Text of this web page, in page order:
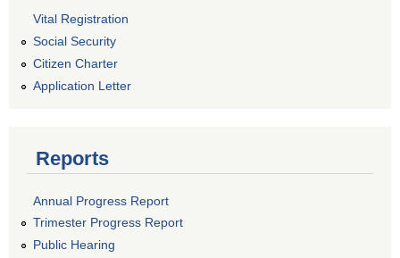
Vital Registration
Social Security
Citizen Charter
Application Letter
Reports
Annual Progress Report
Trimester Progress Report
Public Hearing